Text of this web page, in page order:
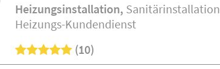
Heizungsinstallation Sanitärinstallation
Heizungs-Kundendienst
(10)